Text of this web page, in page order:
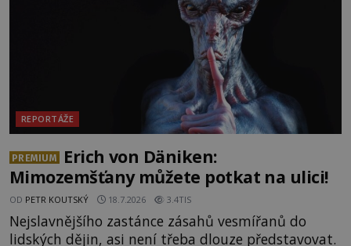
REPORTÁŽE
PREMIUM
Erich von Däniken:
Mimozemšťany můžete potkat na ulici!
OD PETR KOUTSKÝ 18.7.2026 3.4TIS
Nejslavnějšího zastánce zásahů vesmířanů do
lidských dějin, asi není třeba dlouze představovat.